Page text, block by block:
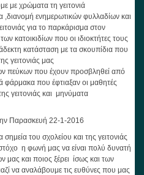
με χρώματα τη γειτονιά
,διανομή ενημερωτικών φυλλαδίων και
για το παρκάρισμα στον
κατοικιδίων που οι ιδιοκτήτες τους
κατάσταση με τα σκουπίδια που
γειτονιάς μας
πεύκων που έχουν προσβληθεί από
φάρμακα που έφτιαξαν οι μαθητές
γειτονιάς και μηνύματα
Παρασκευή 22-1-2016
του σχολείου και της γειτονιάς
η φωνή μας να είναι πολύ δυνατή
μας και ποιος ξέρει ίσως και των
να αναλάβουμε τις ευθύνες που μας